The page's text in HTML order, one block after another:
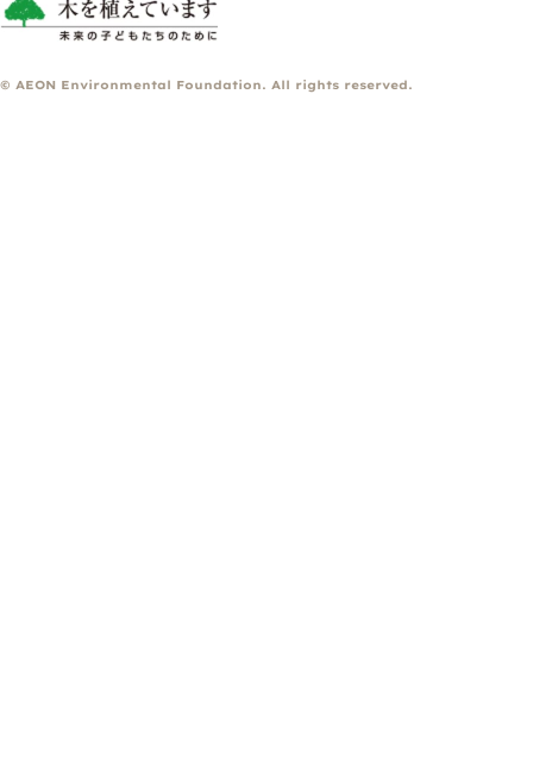
© AEON Environmental Foundation. All rights reserved.